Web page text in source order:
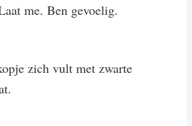
me. Ben gevoelig.
zich vult met zwarte